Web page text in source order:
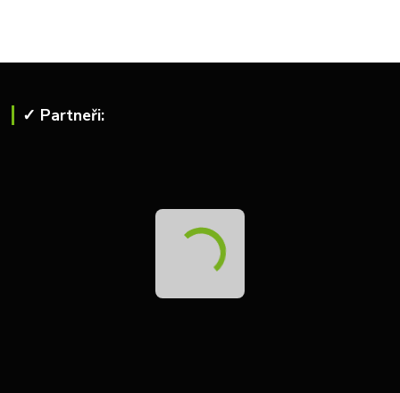
✓ Partneři: